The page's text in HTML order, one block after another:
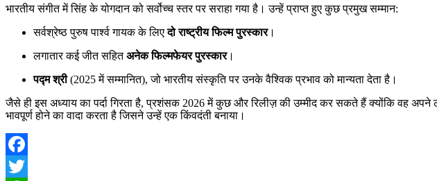
भारतीय संगीत में सिंह के योगदान को सर्वोच्च स्तर पर सराहा गया है। उन्हें प्राप्त हुए कुछ प्रमुख सम्मान:
सर्वश्रेष्ठ पुरुष पार्श्व गायक के लिएदो राष्ट्रीय फिल्म पुरस्कार।
लगातार कई जीत सहितअनेक फिल्मफेयर पुरस्कार।
पद्म श्री(2025 में सम्मानित), जो भारतीय संस्कृति पर उनके वैश्विक प्रभाव को मान्यता देता है।
जैसे ही इस अध्याय का पर्दा गिरता है, प्रशंसक 2026 में कुछ और रिलीज़ की उम्मीद कर सकते हैं क्योंकि वह अपने
भावपूर्ण होने का वादा करता है जिसने उन्हें एक किंवदंती बनाया।
Facebook